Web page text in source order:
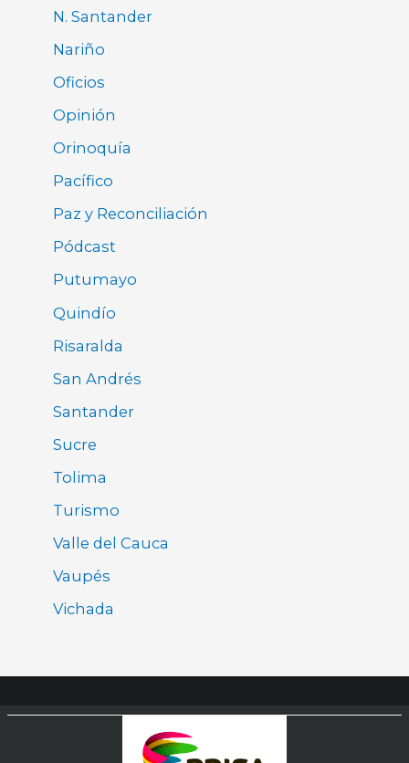
N. Santander
Nariño
Oficios
Opinión
Orinoquía
Pacífico
Paz y Reconciliación
Pódcast
Putumayo
Quindío
Risaralda
San Andrés
Santander
Sucre
Tolima
Turismo
Valle del Cauca
Vaupés
Vichada